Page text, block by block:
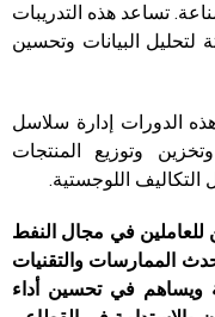
تساعد هذه التدريبات
لتحليل البيانات وتحسين
الدورات إدارة سلاسل
وتوزيع المنتجات
التكاليف اللوجستية.
في مجال النفط
الممارسات والتقنيات
ويساهم في تحسين أداء